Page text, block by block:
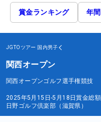
賞金ランキング 年
JGTOツアー 国内男子
関西オープン
関西オープンゴルフ選手権競技
2025年5月15日-5月18日賞金総額
日野ゴルフ倶楽部（滋賀県）